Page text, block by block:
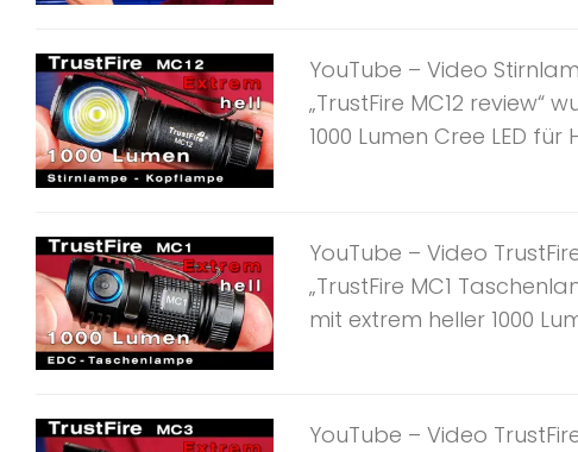
YouTube – Video
„TrustFire MC12
1000 Lumen Cree LED für
YouTube – Video
„TrustFire MC1
mit extrem heller 1000
YouTube – Video